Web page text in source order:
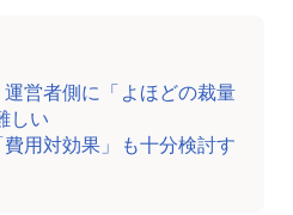
営者側に「よほどの裁量
しい
用対効果」も十分検討す